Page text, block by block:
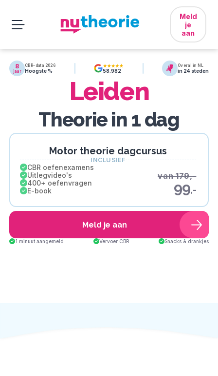
Meld
je
aan
8
jaar
CBR-data 2026
Hoogste % 58.982
Overal in NL
in 24 steden
Leiden
Theorie in 1 dag
Motor theorie dagcursus
INCLUSIEF
CBR oefenexamens
Uitlegvideo's
400+ oefenvragen
E-book
van 179,-
99,-
Meld je aan
1 minuut aangemeld Vervoer CBR Snacks & drankjes